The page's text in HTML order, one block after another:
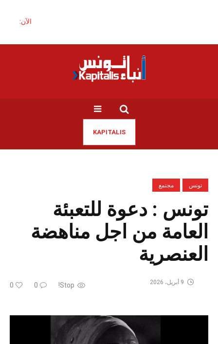
الآن:
KAPITALIS
تونس مجتمع
تونس : دعوة للتعبئة
العامة من اجل مناهضة
العنصرية
Stop!
0
0 9 أبريل، 2026